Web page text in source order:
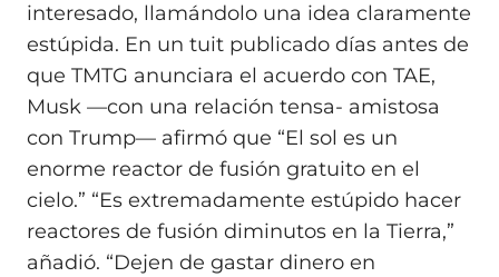
interesado, llamándolo una idea claramente
estúpida. En un tuit publicado días antes de
que TMTG anunciara el acuerdo con TAE,
Musk —con una relación tensa- amistosa
con Trump— afirmó que “El sol es un
enorme reactor de fusión gratuito en el
cielo.” “Es extremadamente estúpido hacer
reactores de fusión diminutos en la Tierra,”
añadió. “Dejen de gastar dinero en